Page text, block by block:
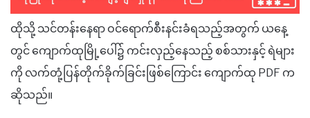
ထိုသို့ သင်တန်းနေရာ ဝင်ရောက်စီးနင်းခံရသည့်အတွက် ယနေ့
တွင် ကျောက်ထုမြို့ပေါ်၌ ကင်းလှည့်နေသည့် စစ်သားနှင့် ရဲများ
ကို လက်တုံ့ပြန်တိုက်ခိုက်ခြင်းဖြစ်ကြောင်း ကျောက်ထု PDF က
ဆိုသည်။​